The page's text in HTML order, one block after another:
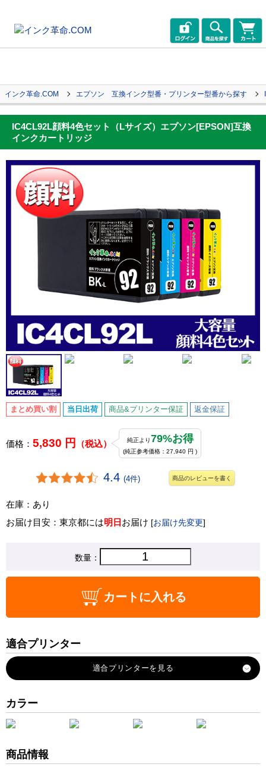
インク革命.COM エプソン 互換インク型番・プリンター型番から探す
IC4CL92L顔料4色セット（Lサイズ）エプソン[EPSON]互換
インクカートリッジ
まとめ買い割 当日出荷 商品&プリンター保証 返金保証
価格： 5,830 円 （税込） 純正より79%お得
(純正参考価格：27,940 円 )
4.4 (4件) 商品のレビューを書く
在庫：あり
お届け目安：東京都には明日 お届け [お届け先変更]
数量：
カートに入れる
適合プリンター
PX-S840
カラー
商品情報